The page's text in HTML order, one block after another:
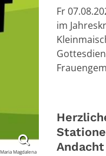
Magdalena
Fr
im
Andacht